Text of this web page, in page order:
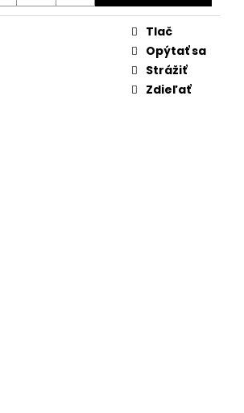
Tlač
Opýtať sa
Strážiť
Zdieľať